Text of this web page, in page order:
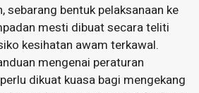
sebarang bentuk pelaksanaan ke
mesti dibuat secara teliti
kesihatan awam terkawal.
mengenai peraturan
dikuat kuasa bagi mengekang